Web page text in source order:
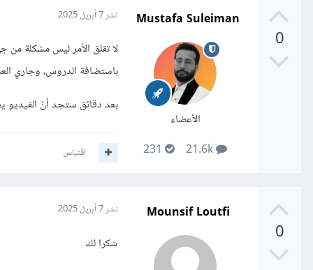
0
Mustafa Suleiman
الأعضاء
نشر7 أبريل 2025
لا تقلق الأمر ليس مشكلة من
باستضافة الدروس، وجاري
بعد دقائق ستجد أنّ
اقتباس
0
Mounsif Loutfi نشر7 أبريل 2025
شكرا لك